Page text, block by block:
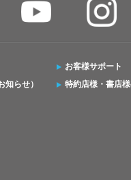
知らせ）
お客様サポート
特約店様・書店